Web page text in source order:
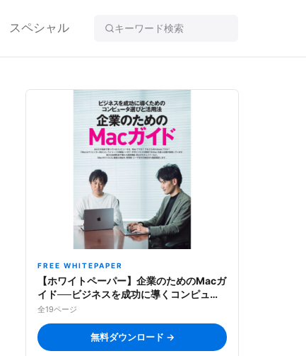
スペシャル
FREE WHITEPAPER
【ホワイトペーパー】企業のためのMacガ
イド──ビジネスを成功に導くコンピュー
タ選びと活用法
全19ページ
無料ダウンロード →